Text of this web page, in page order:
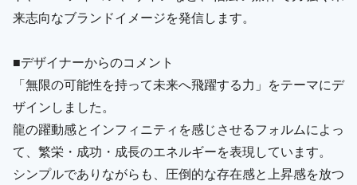
来志向なブランドイメージを発信します。
■デザイナーからのコメント
「無限の可能性を持って未来へ飛躍する力」をテーマにデ
ザインしました。
龍の躍動感とインフィニティを感じさせるフォルムによっ
て、繁栄・成功・成長のエネルギーを表現しています。
シンプルでありながらも、圧倒的な存在感と上昇感を放つ